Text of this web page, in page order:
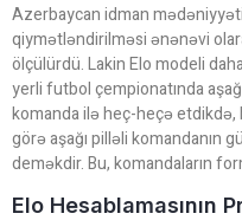
Azerbaycan idman
qiymətləndirilməsi ənənəvi
ölçülürdü. Lakin Elo modeli
yerli futbol çempionatında
komanda ilə heç-heçə etdikdə,
görə aşağı pilləli komandanın
deməkdir. Bu, komandaların
Elo Hesablamasının